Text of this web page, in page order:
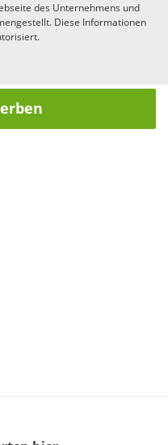
des Unternehmens und
Diese Informationen